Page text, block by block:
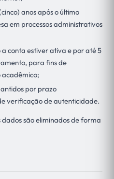
anos após o último
em processos administrativos
conta estiver ativa e por até 5
para fins de
por prazo
verificação de autenticidade.
são eliminados de forma